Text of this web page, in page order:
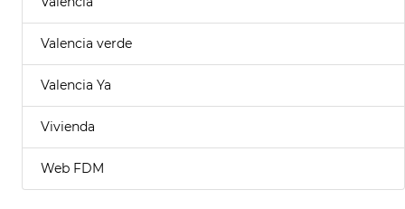
Valencia verde
Valencia Ya
Vivienda
Web FDM